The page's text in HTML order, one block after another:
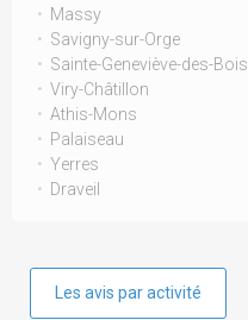
Massy
Savigny-sur-Orge
Sainte-Geneviève-des-Bois
Viry-Châtillon
Athis-Mons
Palaiseau
Yerres
Draveil
Les avis par activité